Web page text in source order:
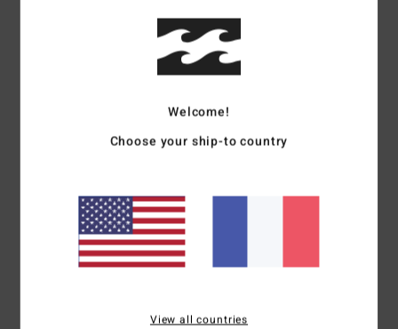
collection Check The Waves
Matière crêpée en 96% de nylon recyclé et 4%
col rond
Fermeture :crochet centré dans le dos
Couvrance :couvrance medium
Autres caractéristiques :
Traçabilité du produit (Loi Agec)
Welcome!
Choose your ship-to country
View all countries